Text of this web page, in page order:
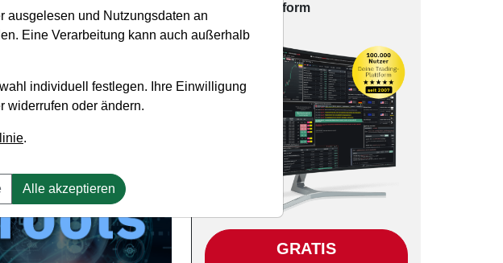
Han­dels­platt­form
GRATIS
ausgelesen und Nutzungsdaten an
Eine Verarbeitung kann auch außerhalb
individuell festlegen. Ihre Einwilligung
widerrufen oder ändern.
.
Alle akzeptieren